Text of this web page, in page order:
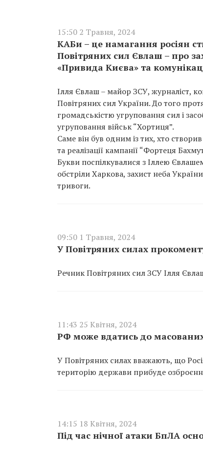
15:50 2 Травня, 2024
КАБи – це намагання росіян
Повітряних сил Євлаш – про
«Привида Києва» та
Ілля Євлаш – майор ЗСУ, журналіст,
Повітряних сил України. До того
громадськістю угруповання сил і
угруповання військ “Хортиця”.
Саме він був одним із тих, хто
та реалізації кампанії “Фортеця
Букви поспілкувалися з Іллею
обстріли Харкова, захист неба
тривоги.
09:50 1 Травня, 2024
У Повітряних силах
Речник Повітряних сил ЗСУ Ілля
11:43 25 Квітня, 2024
РФ може вдатись до
У Повітряних силах вважають, що
територію держави прибуде
14:15 18 Квітня, 2024
Під час нічної атаки БпЛА